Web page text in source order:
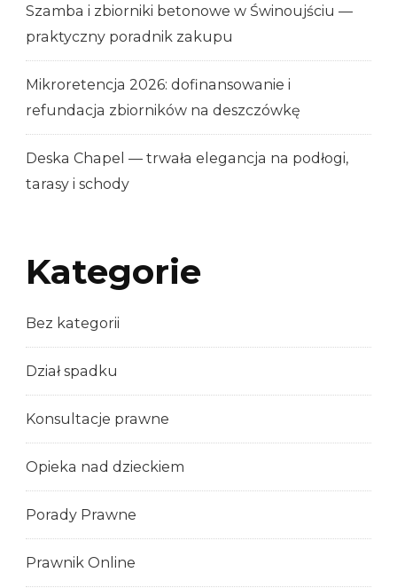
Szamba i zbiorniki betonowe w Świnoujściu —
praktyczny poradnik zakupu
Mikroretencja 2026: dofinansowanie i
refundacja zbiorników na deszczówkę
Deska Chapel — trwała elegancja na podłogi,
tarasy i schody
Kategorie
Bez kategorii
Dział spadku
Konsultacje prawne
Opieka nad dzieckiem
Porady Prawne
Prawnik Online